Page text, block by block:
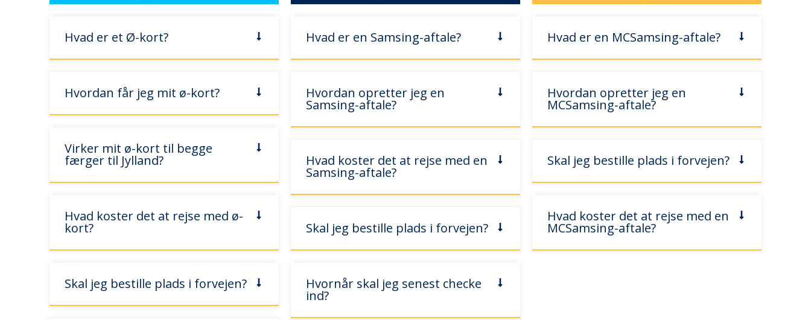
Hvad er et Ø-kort?
Hvordan får jeg mit ø-kort?
Virker mit ø-kort til begge
færger til Jylland?
Hvad koster det at rejse med ø-
kort?
Skal jeg bestille plads i forvejen?
Hvad er en Samsing-aftale?
Hvordan opretter jeg en
Samsing-aftale?
Hvad koster det at rejse med en
Samsing-aftale?
Skal jeg bestille plads i forvejen?
Hvornår skal jeg senest checke
ind?
Hvad er en MCSamsing-aftale?
Hvordan opretter jeg en
MCSamsing-aftale?
Skal jeg bestille plads i forvejen?
Hvad koster det at rejse med en
MCSamsing-aftale?